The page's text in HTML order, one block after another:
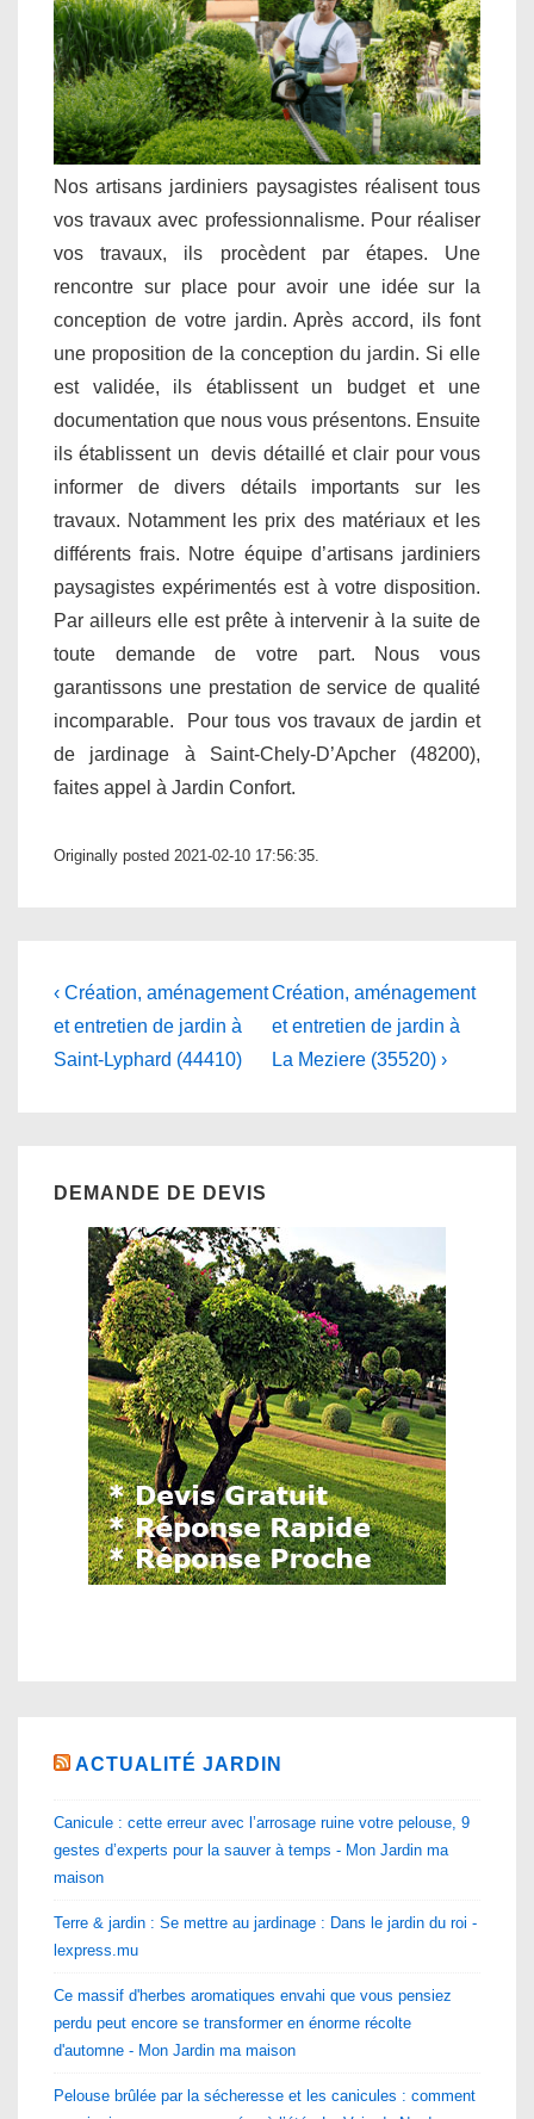
Nos artisans jardiniers paysagistes réalisent tous
vos travaux avec professionnalisme. Pour réaliser
vos travaux, ils procèdent par étapes. Une
rencontre sur place pour avoir une idée sur la
conception de votre jardin. Après accord, ils font
une proposition de la conception du jardin. Si elle
est validée, ils établissent un budget et une
documentation que nous vous présentons. Ensuite
ils établissent un devis détaillé et clair pour vous
informer de divers détails importants sur les
travaux. Notamment les prix des matériaux et les
différents frais. Notre équipe d’artisans jardiniers
paysagistes expérimentés est à votre disposition.
Par ailleurs elle est prête à intervenir à la suite de
toute demande de votre part. Nous vous
garantissons une prestation de service de qualité
incomparable. Pour tous vos travaux de jardin et
de jardinage à Saint-Chely-D’Apcher (48200),
faites appel à Jardin Confort.
Originally posted 2021-02-10 17:56:35.
Navigation
de
l’article
Previous
Post
is
‹ Création, aménagement
et entretien de jardin à
Saint-Lyphard (44410)
Next
Post
is
Création, aménagement
et entretien de jardin à
La Meziere (35520) ›
DEMANDE DE DEVIS
ACTUALITÉ JARDIN
Canicule : cette erreur avec l’arrosage ruine votre pelouse, 9
gestes d’experts pour la sauver à temps - Mon Jardin ma
maison
Terre & jardin : Se mettre au jardinage : Dans le jardin du roi -
lexpress.mu
Ce massif d'herbes aromatiques envahi que vous pensiez
perdu peut encore se transformer en énorme récolte
d'automne - Mon Jardin ma maison
Pelouse brûlée par la sécheresse et les canicules : comment